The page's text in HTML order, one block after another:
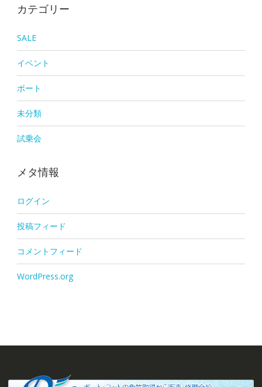
カテゴリー
SALE
イベント
ボート
未分類
試乗会
メタ情報
ログイン
投稿フィード
コメントフィード
WordPress.org